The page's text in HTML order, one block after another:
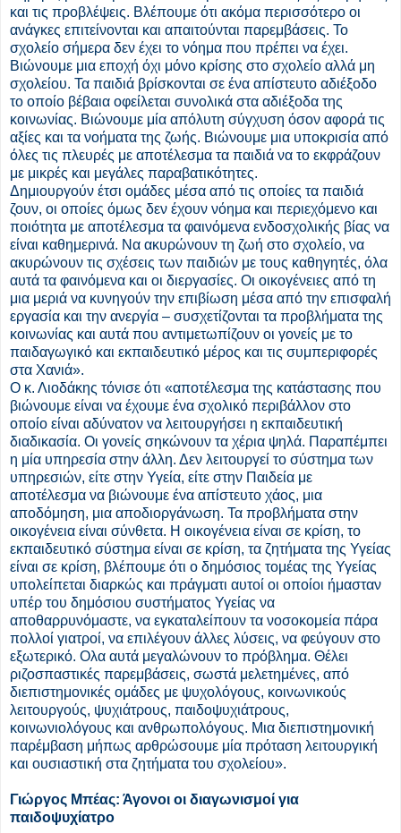
και τις προβλέψεις. Βλέπουμε ότι ακόμα περισσότερο οι
ανάγκες επιτείνονται και απαιτούνται παρεμβάσεις. Το
σχολείο σήμερα δεν έχει το νόημα που πρέπει να έχει.
Βιώνουμε μια εποχή όχι μόνο κρίσης στο σχολείο αλλά μη
σχολείου. Τα παιδιά βρίσκονται σε ένα απίστευτο αδιέξοδο
το οποίο βέβαια οφείλεται συνολικά στα αδιέξοδα της
κοινωνίας. Βιώνουμε μία απόλυτη σύγχυση όσον αφορά τις
αξίες και τα νοήματα της ζωής. Βιώνουμε μια υποκρισία από
όλες τις πλευρές με αποτέλεσμα τα παιδιά να το εκφράζουν
με μικρές και μεγάλες παραβατικότητες.
Δημιουργούν έτσι ομάδες μέσα από τις οποίες τα παιδιά
ζουν, οι οποίες όμως δεν έχουν νόημα και περιεχόμενο και
ποιότητα με αποτέλεσμα τα φαινόμενα ενδοσχολικής βίας να
είναι καθημερινά. Να ακυρώνουν τη ζωή στο σχολείο, να
ακυρώνουν τις σχέσεις των παιδιών με τους καθηγητές, όλα
αυτά τα φαινόμενα και οι διεργασίες. Οι οικογένειες από τη
μια μεριά να κυνηγούν την επιβίωση μέσα από την επισφαλή
εργασία και την ανεργία – συσχετίζονται τα προβλήματα της
κοινωνίας και αυτά που αντιμετωπίζουν οι γονείς με το
παιδαγωγικό και εκπαιδευτικό μέρος και τις συμπεριφορές
στα Χανιά».
Ο κ. Λιοδάκης τόνισε ότι «αποτέλεσμα της κατάστασης που
βιώνουμε είναι να έχουμε ένα σχολικό περιβάλλον στο
οποίο είναι αδύνατον να λειτουργήσει η εκπαιδευτική
διαδικασία. Οι γονείς σηκώνουν τα χέρια ψηλά. Παραπέμπει
η μία υπηρεσία στην άλλη. Δεν λειτουργεί το σύστημα των
υπηρεσιών, είτε στην Υγεία, είτε στην Παιδεία με
αποτέλεσμα να βιώνουμε ένα απίστευτο χάος, μια
αποδόμηση, μια αποδιοργάνωση. Τα προβλήματα στην
οικογένεια είναι σύνθετα. Η οικογένεια είναι σε κρίση, το
εκπαιδευτικό σύστημα είναι σε κρίση, τα ζητήματα της Υγείας
είναι σε κρίση, βλέπουμε ότι ο δημόσιος τομέας της Υγείας
υπολείπεται διαρκώς και πράγματι αυτοί οι οποίοι ήμασταν
υπέρ του δημόσιου συστήματος Υγείας να
αποθαρρυνόμαστε, να εγκαταλείπουν τα νοσοκομεία πάρα
πολλοί γιατροί, να επιλέγουν άλλες λύσεις, να φεύγουν στο
εξωτερικό. Ολα αυτά μεγαλώνουν το πρόβλημα. Θέλει
ριζοσπαστικές παρεμβάσεις, σωστά μελετημένες, από
διεπιστημονικές ομάδες με ψυχολόγους, κοινωνικούς
λειτουργούς, ψυχιάτρους, παιδοψυχιάτρους,
κοινωνιολόγους και ανθρωπολόγους. Μια διεπιστημονική
παρέμβαση μήπως αρθρώσουμε μία πρόταση λειτουργική
και ουσιαστική στα ζητήματα του σχολείου».
Γιώργος Μπέας: Άγονοι οι διαγωνισμοί για
παιδοψυχίατρο